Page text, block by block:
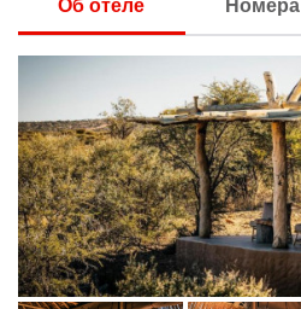
Об отеле Номера